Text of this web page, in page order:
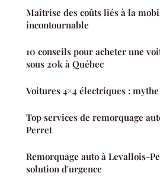
Maîtrise des coûts liés à la
incontournable
10 conseils pour acheter une
sous 20k à Québec
Voitures 4×4 électriques :
Top services de remorquage
Perret
Remorquage auto à Levallois-
solution d'urgence